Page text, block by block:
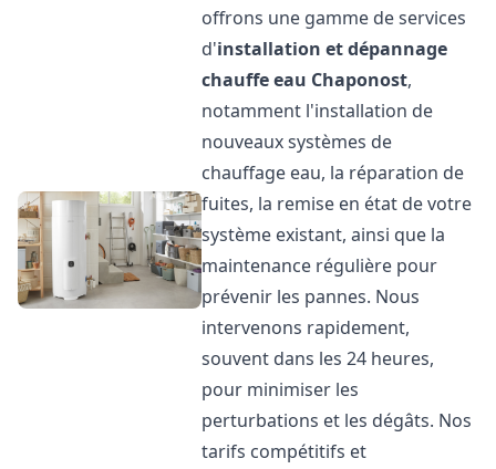
offrons une gamme de services
d'installation et dépannage
chauffe eau Chaponost,
notamment l'installation de
nouveaux systèmes de
chauffage eau, la réparation de
fuites, la remise en état de votre
système existant, ainsi que la
maintenance régulière pour
prévenir les pannes. Nous
intervenons rapidement,
souvent dans les 24 heures,
pour minimiser les
perturbations et les dégâts. Nos
tarifs compétitifs et